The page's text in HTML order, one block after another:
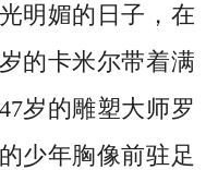
明媚的日子，在
的卡米尔带着满
岁的雕塑大师罗
少年胸像前驻足